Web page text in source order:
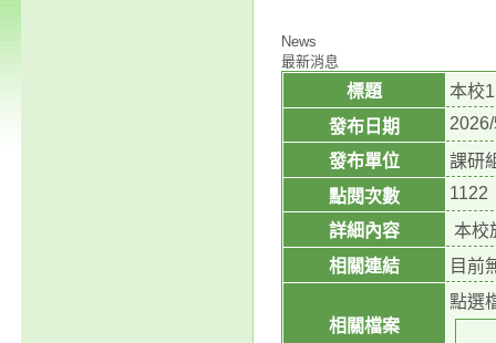
News
最新消息
標題
本校
發布日期
發布單位
課研
點閱次數
1122
詳細內容
本校
相關連結
目前
相關檔案
點選